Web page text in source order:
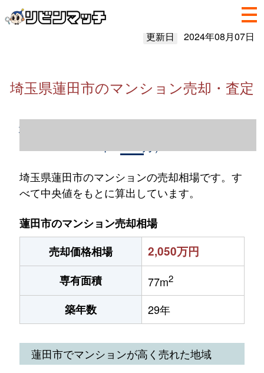
更新日 2024年08月07日
埼玉県蓮田市のマンション売却・査定
埼玉県蓮田市のマンション売却情報（2023
埼玉県蓮田市のマンションの売却相場です。す
べて中央値をもとに算出しています。
蓮田市のマンション売却相場
売却価格相場
2,050万円
専有面積 77m2
築年数 29年
蓮田市でマンションが高く売れた地域